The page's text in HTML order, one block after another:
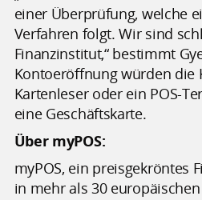
einer Überprüfung, welche
Verfahren folgt. Wir sind
Finanzinstitut,“ bestimmt
Kontoeröffnung würden die
Kartenleser oder ein POS-
eine Geschäftskarte.
Über myPOS:
myPOS, ein preisgekröntes
in mehr als 30